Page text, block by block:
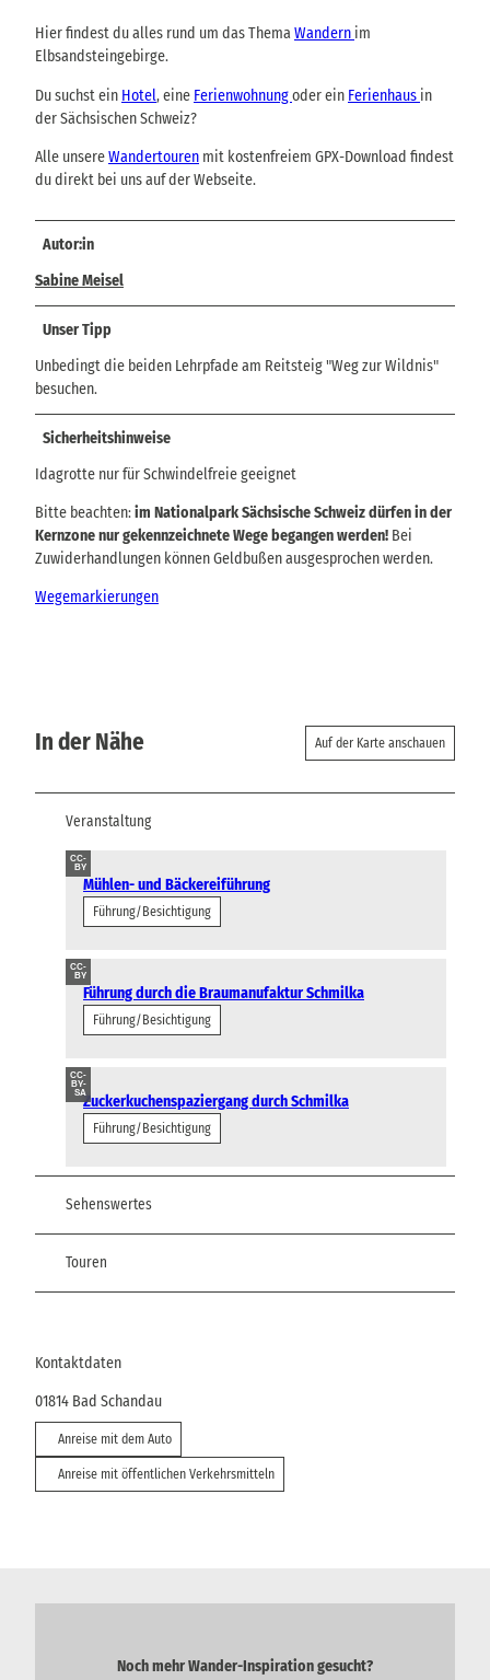
Hier findest du alles rund um das ThemaWandern im
Elbsandsteingebirge.
Du suchst ein Hotel, eine Ferienwohnungoder ein Ferienhaus in
der Sächsischen Schweiz?
Alle unsereWandertouren mit kostenfreiem GPX-Download findest
du direkt bei uns auf der Webseite.
Autor:in
Sabine Meisel
Unser Tipp
Unbedingt die beiden Lehrpfade am Reitsteig "Weg zur Wildnis"
besuchen.
Sicherheitshinweise
Idagrotte nur für Schwindelfreie geeignet
Bitte beachten:im Nationalpark Sächsische Schweiz dürfen in der
Kernzone nur gekennzeichnete Wege begangen werden! Bei
Zuwiderhandlungen können Geldbußen ausgesprochen werden.
Wegemarkierungen
In der Nähe Auf der Karte anschauen
Veranstaltung
CC-
BY
Mühlen- und Bäckereiführung
Führung/Besichtigung
CC-
BY
Führung durch die Braumanufaktur Schmilka
Führung/Besichtigung
CC-
BY-
SAZuckerkuchenspaziergang durch Schmilka
Führung/Besichtigung
Sehenswertes
Touren
Kontaktdaten
01814 Bad Schandau
Anreise mit dem Auto
Anreise mit öffentlichen Verkehrsmitteln
Noch mehr Wander-Inspiration gesucht?